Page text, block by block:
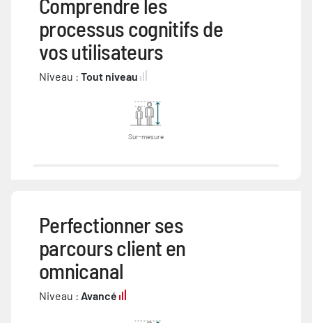
Comprendre les
processus cognitifs de
vos utilisateurs
Niveau : Tout niveau
Sur-mesure
Perfectionner ses
parcours client en
omnicanal
Niveau : Avancé